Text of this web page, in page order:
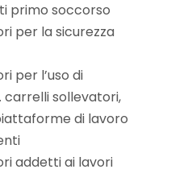
primo soccorso
per la sicurezza
per l’uso di
sollevatori,
di lavoro
addetti ai lavori